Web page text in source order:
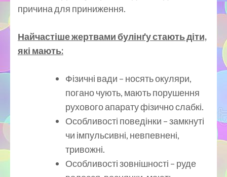
причина для приниження.
Найчастіше жертвами булінґу стають діти,
які мають:
Фізичні вади – носять окуляри,
погано чують, мають порушення
рухового апарату фізично слабкі.
Особливості поведінки – замкнуті
чи імпульсивні, невпевнені,
тривожні.
Особливості зовнішності – руде